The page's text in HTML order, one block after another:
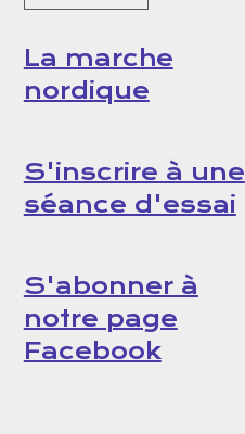
La marche
nordique
S'inscrire à une
séance d'essai
S'abonner à
notre page
Facebook